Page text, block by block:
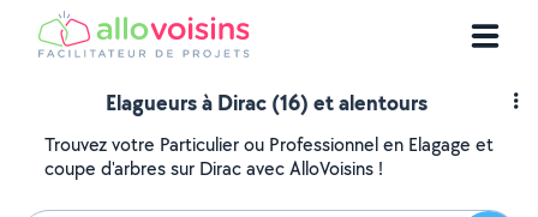
Elagueurs à Dirac (16) et alentours
Trouvez votre Particulier ou Professionnel en Elagage et
coupe d'arbres sur Dirac avec AlloVoisins !